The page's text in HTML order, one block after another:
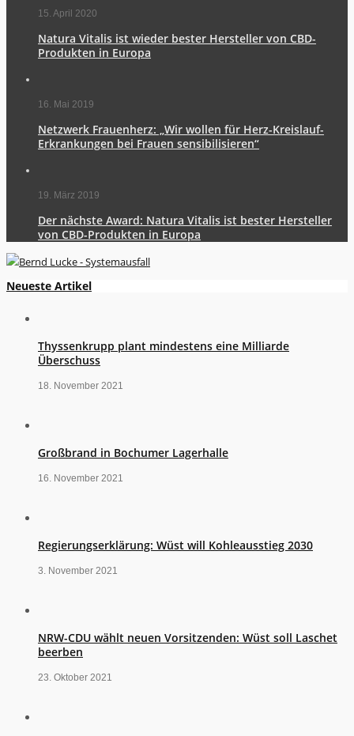
15. April 2020
Natura Vitalis ist wieder bester Hersteller von CBD-
Produkten in Europa
16. Mai 2019
Netzwerk Frauenherz: „Wir wollen für Herz-Kreislauf-
Erkrankungen bei Frauen sensibilisieren“
19. März 2019
Der nächste Award: Natura Vitalis ist bester Hersteller
von CBD-Produkten in Europa
Neueste Artikel
Thyssenkrupp plant mindestens eine Milliarde
Überschuss
18. November 2021
Großbrand in Bochumer Lagerhalle
16. November 2021
Regierungserklärung: Wüst will Kohleausstieg 2030
3. November 2021
NRW-CDU wählt neuen Vorsitzenden: Wüst soll Laschet
beerben
23. Oktober 2021